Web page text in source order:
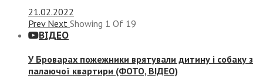
21.02.2022
Prev Next Showing 1 Of 19
ВІДЕО
У Броварах пожежники врятували дитину і собаку з
палаючої квартири (ФОТО, ВІДЕО)